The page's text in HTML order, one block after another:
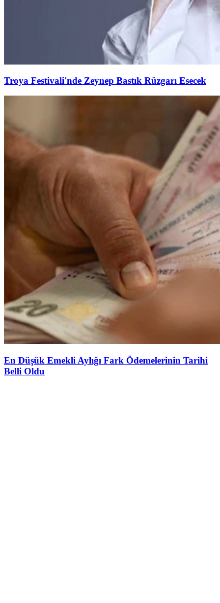
Troya Festivali'nde Zeynep Bastık Rüzgarı Esecek
En Düşük Emekli Aylığı Fark Ödemelerinin Tarihi
Belli Oldu